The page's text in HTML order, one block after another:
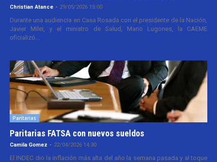
Christian Atance - 29/05/2026 15:00
Durante una audiencia en Casa Rosada con el presidente de la Nación,
Javier Milei, y el ministro de Salud, Mario Lugones, la CAEME
oficializó...
Paritarias
Paritarias FATSA con nuevos sueldos
Camila Gomez - 22/04/2026 14:30
El INDEC dio la inflación más alta del año la semana pasada y al toque